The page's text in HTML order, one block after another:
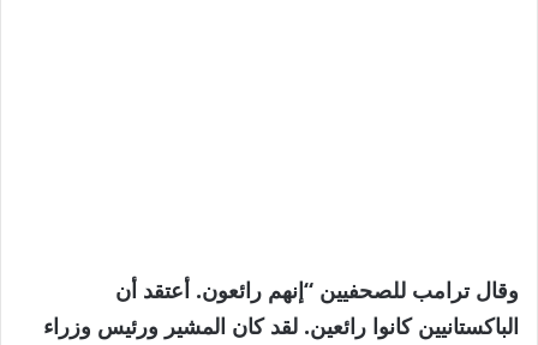
وقال ترامب للصحفيين “إنهم رائعون. أعتقد أن
الباكستانيين كانوا رائعين. لقد كان المشير ورئيس وزراء